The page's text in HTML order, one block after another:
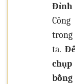
Đỉnh
ta.